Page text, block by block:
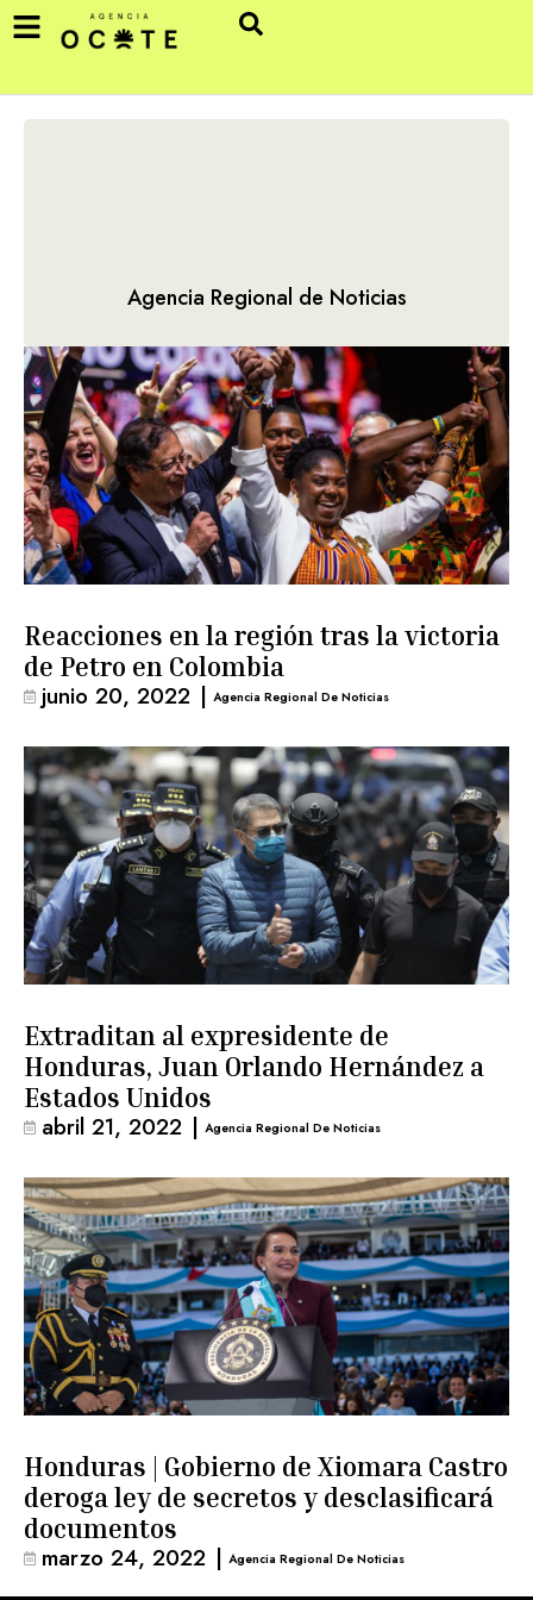
Agencia Regional de Noticias
Reacciones en la región tras la victoria
de Petro en Colombia
junio 20, 2022 | Agencia Regional De Noticias
Extraditan al expresidente de
Honduras, Juan Orlando Hernández a
Estados Unidos
abril 21, 2022 | Agencia Regional De Noticias
Honduras | Gobierno de Xiomara Castro
deroga ley de secretos y desclasificará
documentos
marzo 24, 2022 | Agencia Regional De Noticias